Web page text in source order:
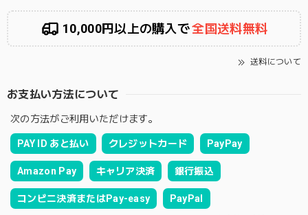
10,000円以上の購入で全国送料無料
送料について
お支払い方法について
次の方法がご利用いただけます。
PAY ID あと払い クレジットカード PayPay
Amazon Pay キャリア決済 銀行振込
コンビニ決済またはPay-easy PayPal